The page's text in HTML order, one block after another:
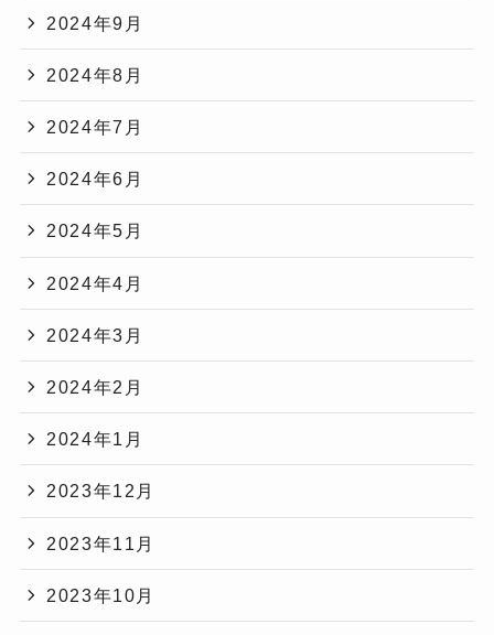
2024年9月
2024年8月
2024年7月
2024年6月
2024年5月
2024年4月
2024年3月
2024年2月
2024年1月
2023年12月
2023年11月
2023年10月